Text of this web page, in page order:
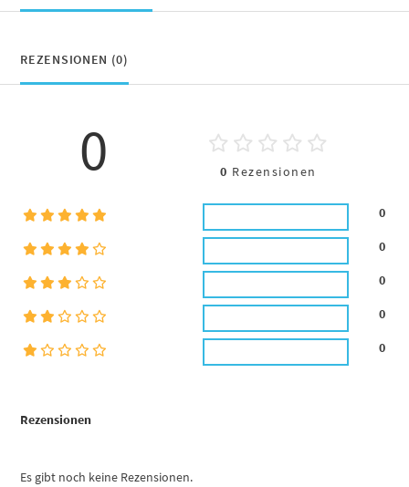
REZENSIONEN (0)
Rezensionen
Es gibt noch keine Rezensionen.
0 0 Rezensionen
0
0
0
0
0